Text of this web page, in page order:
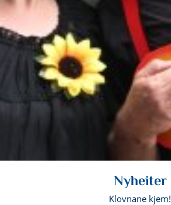
Nyheiter
Klovnane kjem!